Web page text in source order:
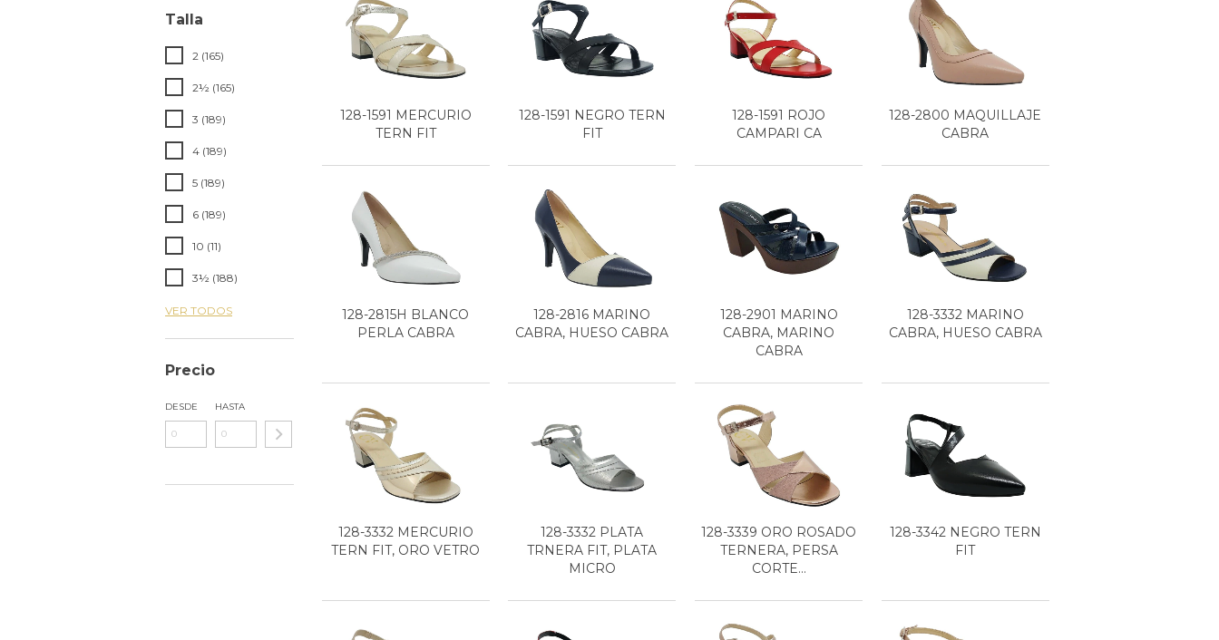
Talla
2 (165)
2½ (165)
3 (189)
4 (189)
5 (189)
6 (189)
10 (11)
3½ (188)
VER TODOS
Precio
DESDE HASTA
128-1591 MERCURIO
TERN FIT
128-1591 NEGRO TERN
FIT
128-1591 ROJO
CAMPARI CA
128-2800 MAQUILLAJE
CABRA
128-2815H BLANCO
PERLA CABRA
128-2816 MARINO
CABRA, HUESO CABRA
128-2901 MARINO
CABRA, MARINO
CABRA
128-3332 MARINO
CABRA, HUESO CABRA
128-3332 MERCURIO
TERN FIT, ORO VETRO
128-3332 PLATA
TRNERA FIT, PLATA
MICRO
128-3339 ORO ROSADO
TERNERA, PERSA
CORTE...
128-3342 NEGRO TERN
FIT